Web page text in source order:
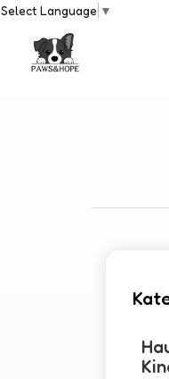
Select Language ▼